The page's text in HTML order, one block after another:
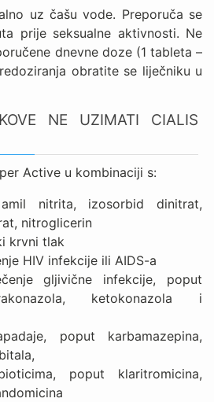
uz čašu vode. Preporuča se
prije seksualne aktivnosti. Ne
dnevne doze (1 tableta –
obratite se liječniku u
NE UZIMATI CIALIS
Active u kombinaciji s:
nitrita, izosorbid dinitrat,
nitroglicerin
krvni tlak
HIV infekcije ili AIDS-a
gljivične infekcije, poput
ketokonazola i
poput karbamazepina,
poput klaritromicina,